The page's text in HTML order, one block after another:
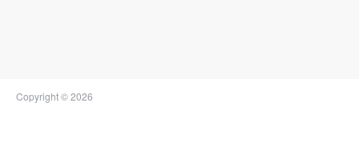
Copyright © 2026